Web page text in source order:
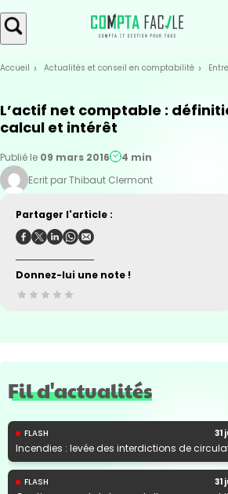
Skip
to
Aller au
contenu
Accueil Actualités et conseil en comptabilité
L’actif net comptable :
calcul et intérêt
Publié le 09 mars 2016
4 min
Ecrit par Thibaut Clermont
Partager l'article :
Donnez-lui une note !
Fil d'actualités
FLASH 31
Incendies : levée des interdictions de
FLASH 31